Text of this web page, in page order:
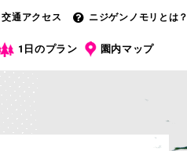
交通アクセス ニジゲンノモリとは？
1日のプラン 園内マップ